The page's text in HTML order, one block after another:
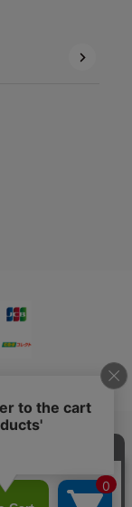
への影響につい